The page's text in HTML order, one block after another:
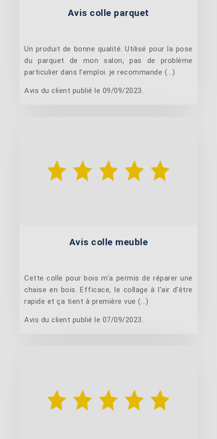
Avis colle parquet
Un produit de bonne qualité. Utilisé pour la pose
du parquet de mon salon, pas de problème
particulier dans l'emploi. je recommande (...)
Avis du client publié le 09/09/2023.
Avis colle meuble
Cette colle pour bois m'a permis de réparer une
chaise en bois. Efficace, le collage à l'air d'être
rapide et ça tient à première vue (...)
Avis du client publié le 07/09/2023.